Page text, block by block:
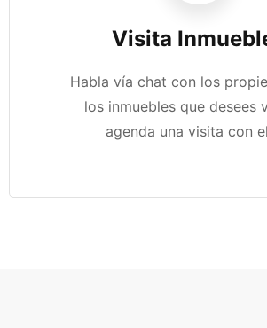
Visita
Habla vía chat con los
los inmuebles que desees
agenda una visita con